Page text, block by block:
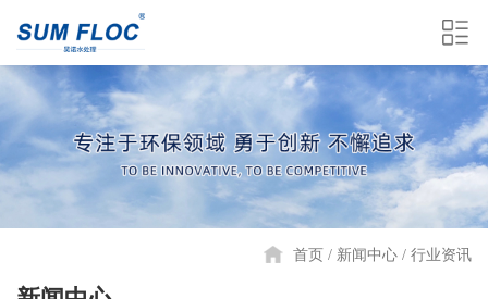
首页 新闻中心 行业资讯